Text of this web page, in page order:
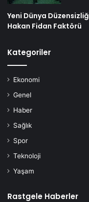
Yeni Dünya
Hakan Fidan Faktörü
Kategoriler
Ekonomi
Genel
Haber
Sağlık
Spor
Teknoloji
Yaşam
Rastgele Haberler